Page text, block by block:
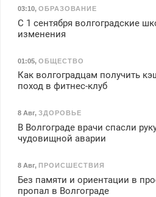
03:10, ОБРАЗОВАНИЕ
С 1 сентября волгоградские
изменения
01:05, ОБЩЕСТВО
Как волгоградцам получить
поход в фитнес-клуб
8 Авг, ЗДОРОВЬЕ
В Волгограде врачи спасли
чудовищной аварии
8 Авг, ПРОИСШЕСТВИЯ
Без памяти и ориентации в
пропал в Волгограде